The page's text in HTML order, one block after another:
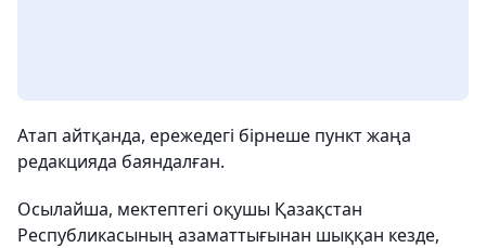
Атап айтқанда, ережедегі бірнеше пункт жаңа
редакцияда баяндалған.
Осылайша, мектептегі оқушы Қазақстан
Республикасының азаматтығынан шыққан кезде,